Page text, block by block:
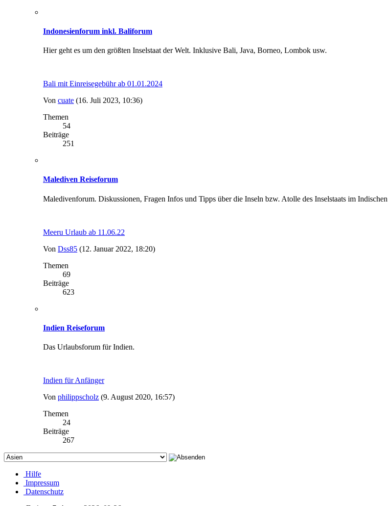
Indonesienforum inkl. Baliforum
Hier geht es um den größten Inselstaat der Welt. Inklusive Bali, Java, Borneo, Lombok usw.
Bali mit Einreisegebühr ab 01.01.2024
Von cuate (16. Juli 2023, 10:36)
Themen
54
Beiträge
251
Malediven Reiseforum
Maledivenforum. Diskussionen, Fragen Infos und Tipps über die Inseln bzw. Atolle des Inselstaats im Indischen
Meeru Urlaub ab 11.06.22
Von Dss85 (12. Januar 2022, 18:20)
Themen
69
Beiträge
623
Indien Reiseforum
Das Urlaubsforum für Indien.
Indien für Anfänger
Von philippscholz (9. August 2020, 16:57)
Themen
24
Beiträge
267
Hilfe
Impressum
Datenschutz